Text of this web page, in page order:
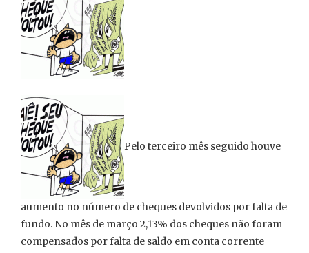
Pelo terceiro mês seguido houve
aumento no número de cheques devolvidos por falta de
fundo. No mês de março 2,13% dos cheques não foram
compensados por falta de saldo em conta corrente